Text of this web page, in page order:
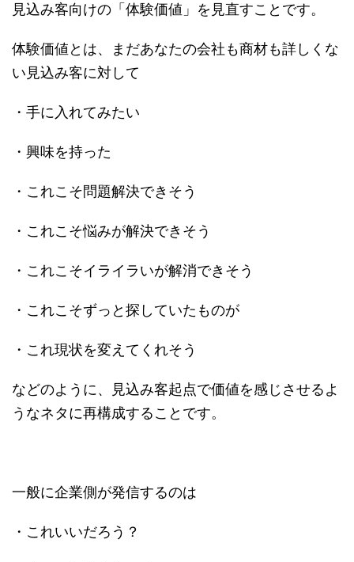
見込み客向けの「体験価値」を見直すことです。
体験価値とは、まだあなたの会社も商材も詳しくな
い見込み客に対して
・手に入れてみたい
・興味を持った
・これこそ問題解決できそう
・これこそ悩みが解決できそう
・これこそイライラいが解消できそう
・これこそずっと探していたものが
・これ現状を変えてくれそう
などのように、見込み客起点で価値を感じさせるよ
うなネタに再構成することです。
一般に企業側が発信するのは
・これいいだろう？